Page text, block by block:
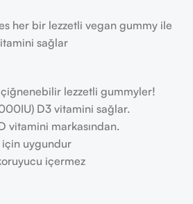
her bir lezzetli vegan gummy ile
sağlar
lezzetli gummyler!
D3 vitamini sağlar.
vitamini markasından.
uygundur
içermez